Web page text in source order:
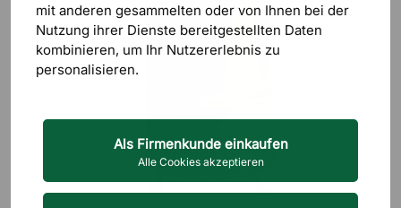
mit anderen gesammelten oder von Ihnen bei der
Nutzung ihrer Dienste bereitgestellten Daten
kombinieren, um Ihr Nutzererlebnis zu
personalisieren.
Als Firmenkunde einkaufen
Alle Cookies akzeptieren